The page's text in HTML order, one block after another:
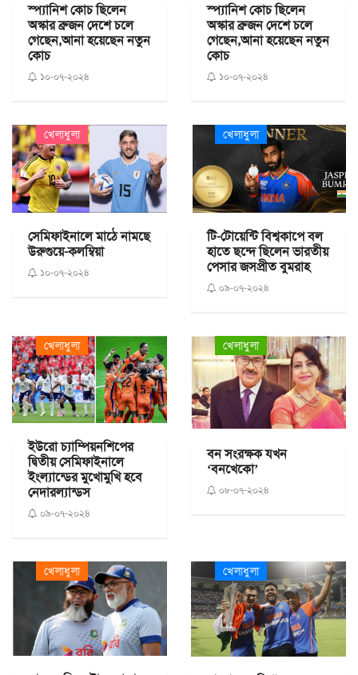
স্প্যানিশ কোচ ছিলেন
অস্কার ব্রুজন দেশে চলে
গেছেন,আনা হয়েছেন নতুন
কোচ
১০-০৭-২০২৪
স্প্যানিশ কোচ ছিলেন
অস্কার ব্রুজন দেশে চলে
গেছেন,আনা হয়েছেন নতুন
কোচ
১০-০৭-২০২৪
খেলাধুলা
সেমিফাইনালে মাঠে নামছে
উরুগুয়ে-কলম্বিয়া
১০-০৭-২০২৪
খেলাধুলা
টি-টোয়েন্টি বিশ্বকাপে বল
হাতে ছন্দে ছিলেন ভারতীয়
পেসার জসপ্রীত বুমরাহ
০৯-০৭-২০২৪
খেলাধুলা
ইউরো চ্যাম্পিয়নশিপের
দ্বিতীয় সেমিফাইনালে
ইংল্যান্ডের মুখোমুখি হবে
নেদারল্যান্ডস
০৯-০৭-২০২৪
খেলাধুলা
বন সংরক্ষক যখন
‘বনখেকো’
০৮-০৭-২০২৪
খেলাধুলা খেলাধুলা